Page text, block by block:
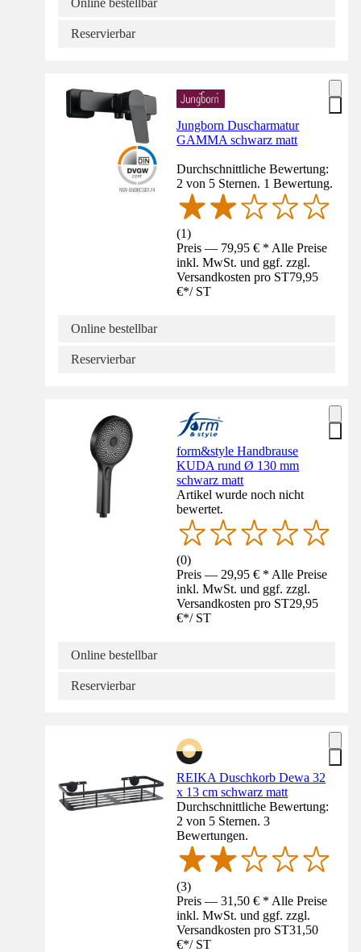
Reservierbar
Jungborn Duscharmatur
GAMMA schwarz matt
Durchschnittliche Bewertung:
2 von 5 Sternen. 1 Bewertung.
(1)
Preis — 79,95 € * Alle Preise
inkl. MwSt. und ggf. zzgl.
Versandkosten pro ST79,95
€*/ ST
Online bestellbar
Reservierbar
form&style Handbrause
KUDA rund Ø 130 mm
schwarz matt
Artikel wurde noch nicht
bewertet.
(0)
Preis — 29,95 € * Alle Preise
inkl. MwSt. und ggf. zzgl.
Versandkosten pro ST29,95
€*/ ST
Online bestellbar
Reservierbar
REIKA Duschkorb Dewa 32
x 13 cm schwarz matt
Durchschnittliche Bewertung:
2 von 5 Sternen. 3
Bewertungen.
(3)
Preis — 31,50 € * Alle Preise
inkl. MwSt. und ggf. zzgl.
Versandkosten pro ST31,50
€*/ ST